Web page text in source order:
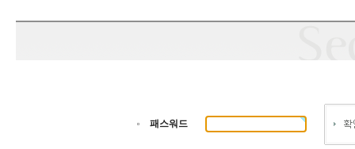
패스워드